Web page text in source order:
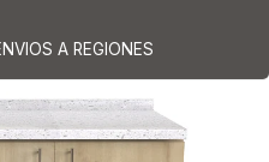
A REGIONES